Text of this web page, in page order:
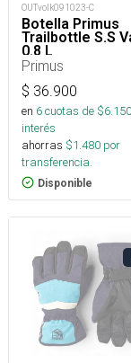
OUTvolk091023-C
Botella Primus
Trailbottle S.S
0.8 L
Primus
$ 36.900
en 6cuotas de $6.150
interés
ahorras $1.480 por
transferencia.
Disponible